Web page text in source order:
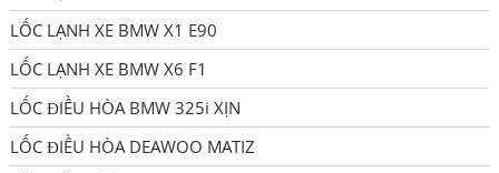
LỐC LẠNH XE BMW X1 E90
LỐC LẠNH XE BMW X6 F1
LỐC ĐIỀU HÒA BMW 325i XỊN
LỐC ĐIỀU HÒA DEAWOO MATIZ